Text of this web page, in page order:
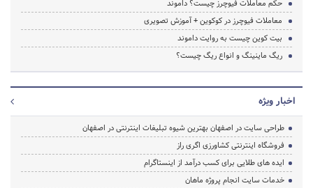
حکم معاملات فیوچرز چیست؟ داموند
معاملات فیوچرز در کوکوین + آموزش تصویری
بیت کوین چیست به روایت داموند
ریگ ماینینگ و انواع ریگ چیست؟
اخبار ویژه
طراحی سایت در اصفهان بهترین شیوه تبلیغات اینترنتی در اصفهان
فروشگاه اینترنتی کشاورزی اگری راز
ایده های طلایی برای کسب درآمد از اینستاگرام
خدمات سایت انجام پروژه ماهان